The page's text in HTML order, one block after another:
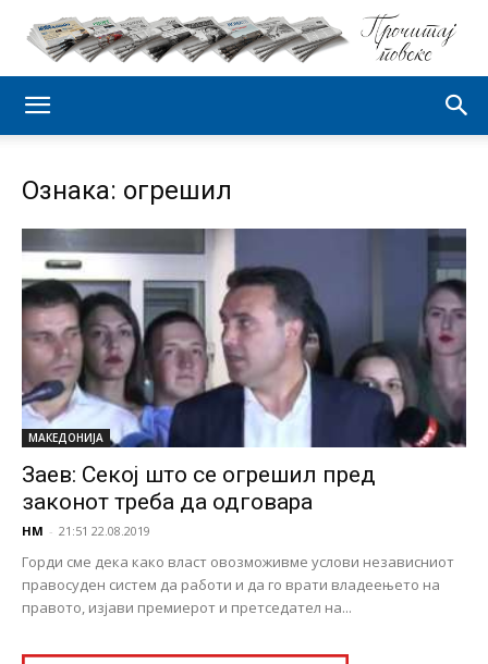
Ознака: огрешил
МАКЕДОНИЈА
Заев: Секој што се огрешил пред
законот треба да одговара
НМ - 21:51 22.08.2019
Горди сме дека како власт овозможивме услови независниот
правосуден систем да работи и да го врати владеењето на
правото, изјави премиерот и претседател на...